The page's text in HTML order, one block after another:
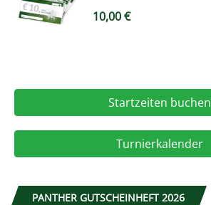
10,00€
Startzeiten buchen
Turnierkalender
PANTHER GUTSCHEINHEFT 2026